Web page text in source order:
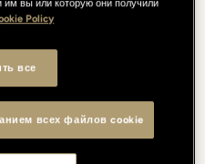
вы или которую они получили
Policy
все
всех файлов cookie